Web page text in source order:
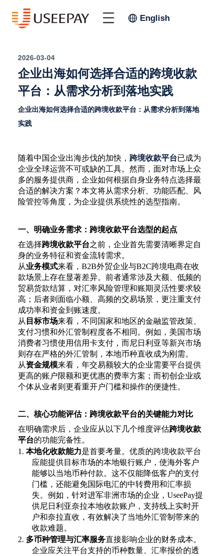
English
2026-03-04
企业出海如何选择合适的跨境收款
平台：从需求分析到落地实践
企业出海如何选择合适的跨境收款平台：从需求分析到落地
实践
随着中国企业出海步伐的加快， 跨境收款平台已成为
企业全球运营不可或缺的工具。然而，面对市场上众
多的服务提供商，企业如何根据自身业务特点选择最
合适的解决方案？本文将从需求分析、功能匹配、风
险管控等角度，为企业提供系统性的选型指南。
一、明确业务需求：跨境收款平台选型的起点
在选择跨境收款平台之前，企业首先需要清晰界定自
身的业务特征和资金流转需求。
从业务模式来看， B2B外贸企业与B2C跨境电商在收
款场景上存在显著差异。前者通常涉及大额、低频的
贸易货款结算，对汇率风险管理和账期灵活性要求较
高；后者则面临小额、高频的交易场景，更注重支付
成功率和资金到账速度。
从 目标市场来看，不同国家和地区的金融监管政策、
支付习惯和外汇管制程度各不相同。例如，美国市场
消费者习惯使用信用卡支付，而尼日利亚等新兴市场
则存在严格的外汇管制，本地币种直收成为刚需。
从资金规模来看，年交易额较大的企业需要平台提供
更高的账户限额和更优惠的费率方案；而初创企业或
个体从业者则更看重开户门槛和操作的便捷性。
二、核心功能评估：跨境收款平台的关键能力对比
在明确需求后，企业应从以下几个维度评估跨境收款
平台的功能完备性。
1. 本地化收款能力是首要考量。优质的跨境收款平台
应能提供目标市场的本地银行账户，使海外客户
能够以当地币种付款。这不仅能降低客户的支付
门槛，还能避免国际电汇的中转费用和汇率损
失。例如，针对进军非洲市场的企业，UseePay提
供尼日利亚奈拉本地收款账户，支持线上实时开
户和奈拉直收，有效解决了当地外汇管制带来的
收款难题。
2. 多币种管理与汇率服务直接影响企业的财务成本。
企业应关注平台支持的币种数量、汇率报价的透